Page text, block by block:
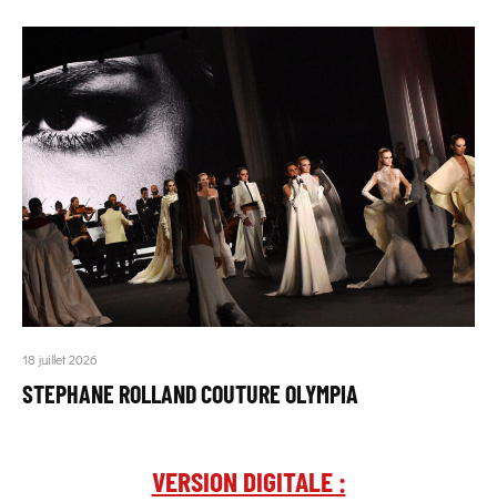
18 juillet 2026
STEPHANE ROLLAND COUTURE OLYMPIA
VERSION DIGITALE :